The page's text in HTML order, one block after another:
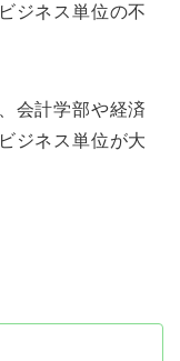
ジネス単位の不
会計学部や経済
ジネス単位が大